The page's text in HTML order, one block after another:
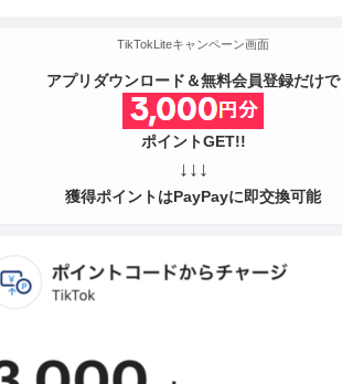
TikTokLiteキャンペーン画面
アプリダウンロード＆無料会員登録だけで
ポイントGET!!
↓↓↓
獲得ポイントはPayPayに即交換可能